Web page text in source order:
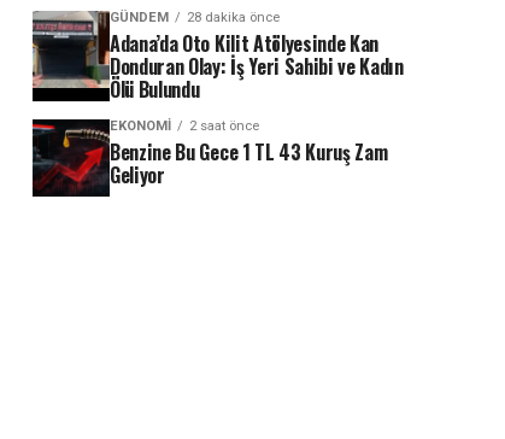
GÜNDEM 28 dakika önce
Adana’da Oto Kilit Atölyesinde Kan
Donduran Olay: İş Yeri Sahibi ve Kadın
Ölü Bulundu
EKONOMI 2 saat önce
Benzine Bu Gece 1 TL 43 Kuruş Zam
Geliyor